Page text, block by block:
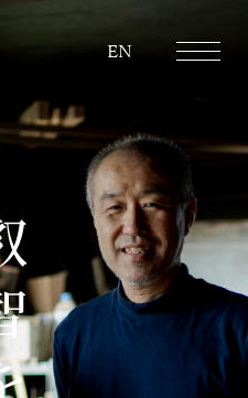
EN